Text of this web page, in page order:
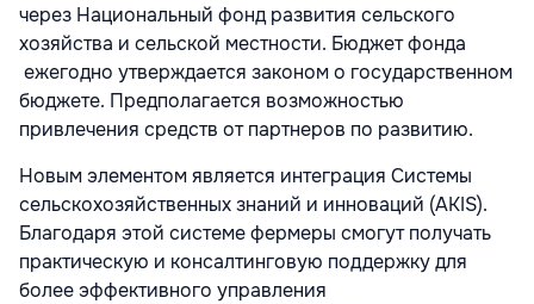
через Национальный фонд развития сельского
хозяйства и сельской местности. Бюджет фонда
ежегодно утверждается законом о государственном
бюджете. Предполагается возможностью
привлечения средств от партнеров по развитию.
Новым элементом является интеграция Системы
сельскохозяйственных знаний и инноваций (AKIS).
Благодаря этой системе фермеры смогут получать
практическую и консалтинговую поддержку для
более эффективного управления